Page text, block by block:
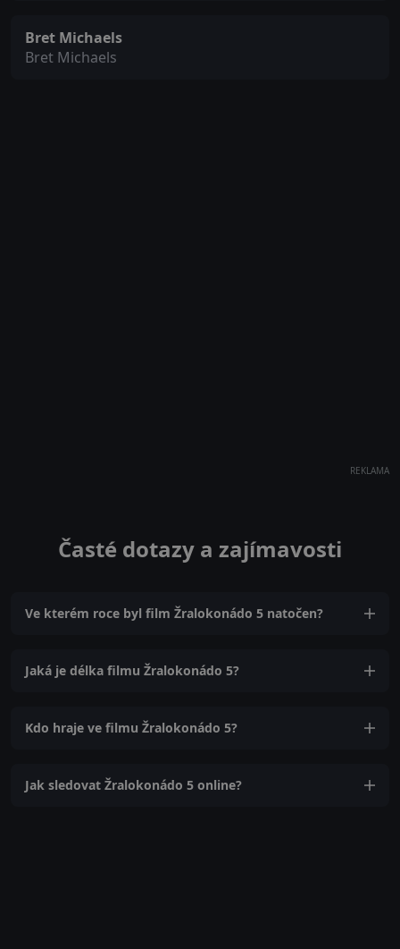
Bret Michaels
Bret Michaels
REKLAMA
Časté dotazy a zajímavosti
Ve kterém roce byl film Žralokonádo 5 natočen?
Jaká je délka filmu Žralokonádo 5?
Kdo hraje ve filmu Žralokonádo 5?
Jak sledovat Žralokonádo 5 online?